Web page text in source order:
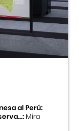
al Perú:
Mira